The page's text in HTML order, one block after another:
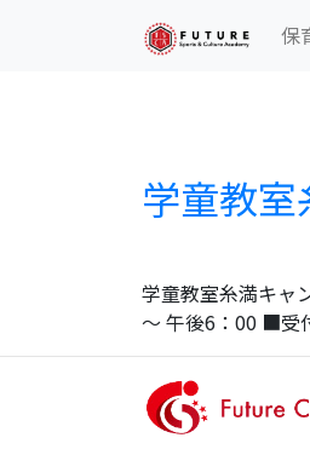
保
学童教室糸
学童教
学童教室糸満キャ
～ 午後6：00 ■受